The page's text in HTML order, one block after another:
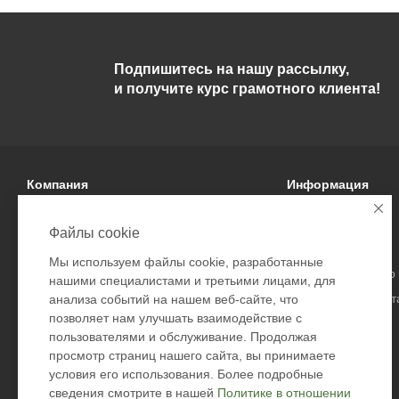
Подпишитесь на нашу рассылку,
и получите курс грамотного клиента!
Компания
О компании
Подарочные сертификаты
Информация
Гарантия на товар
Безопасность
Возврат товара
Контакты
Файлы cookie
Мы используем файлы cookie, разработанные
нашими специалистами и третьими лицами, для
анализа событий на нашем веб-сайте, что
позволяет нам улучшать взаимодействие с
пользователями и обслуживание. Продолжая
просмотр страниц нашего сайта, вы принимаете
условия его использования. Более подробные
сведения смотрите в нашей Политике в отношении